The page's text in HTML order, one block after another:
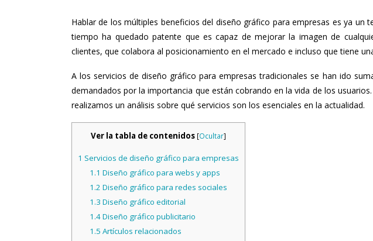
Hablar de los múltiples beneficios del diseño gráfico para empresas es ya un
tiempo ha quedado patente que es capaz de mejorar la imagen de
clientes, que colabora al posicionamiento en el mercado e incluso que tiene
A los servicios de diseño gráfico para empresas tradicionales se han ido
demandados por la importancia que están cobrando en la vida de los
realizamos un análisis sobre qué servicios son los esenciales en la actualidad.
Ver la tabla de contenidos [Ocultar]
1 Servicios de diseño gráfico para empresas
1.1 Diseño gráfico para webs y apps
1.2 Diseño gráfico para redes sociales
1.3 Diseño gráfico editorial
1.4Diseño gráfico publicitario
1.5 Artículos relacionados